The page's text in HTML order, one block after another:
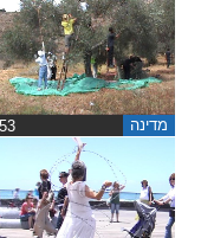
brightness_high
ניגודיות בהירה
מדינה